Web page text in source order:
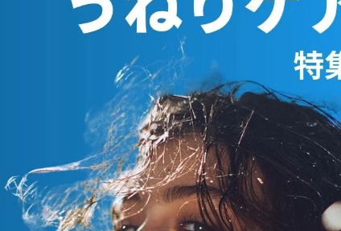
SUBLIMIC サブリミック エア
リーフロー シャンプー h
通常価格
¥3,080～